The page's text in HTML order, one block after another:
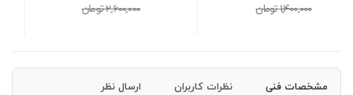
2,600,000 تومان 15,500,000 تومان
مشخصات فنی نظرات کاربران ارسال نظر